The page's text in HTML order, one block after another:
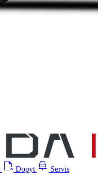
file_open Dopyt car_repair Servis